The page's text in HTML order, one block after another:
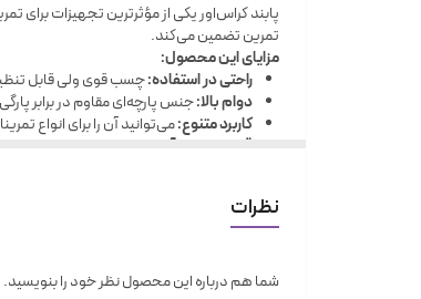
نحوه اتصال
چسب ولکرو + حلقه فلزی
قابلیت تنظیم سایزدارد (مناسب انواع مچ پا)
کاربرد اصلی
تمرین عضلات ران، باسن، پا
قابل استفاده با
دستگاه سیم‌کش، کش تمرینی
مناسب برای
پابند کراس‌اور یکی از مؤثرترین تجهیزات برای
تمرین تضمین می‌کند.
مزایای این محصول:
راحتی در استفاده:چسب قوی ولی قابل
دوام بالا:جنس پارچه‌ای مقاوم در برابر
کاربرد متنوع:می‌توانید آن را برای انواع
قابلیت حمل آسان:
سبک و کم‌جا، به‌راحتی
نظرات
شما هم درباره این محصول نظر خود را بنویسید.